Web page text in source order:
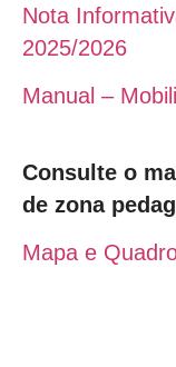
Nota
2025/2026
Manual –
Consulte o
de zona
Mapa e